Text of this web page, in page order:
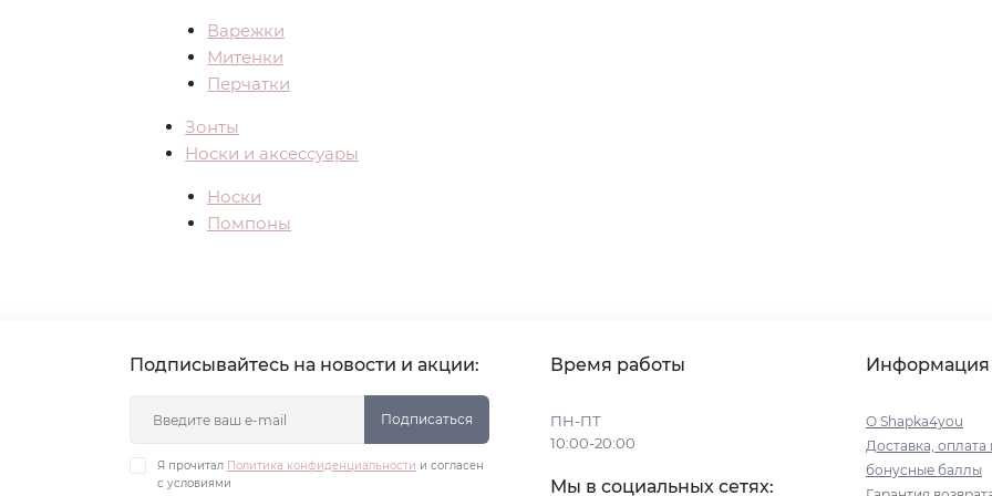
Варежки
Митенки
Перчатки
Зонты
Носки и аксессуары
Носки
Помпоны
Подписывайтесь на новости и акции:
Подписаться
Я прочитал Политика конфиденциальности и согласен
с условиями
Время работы
ПН-ПТ
10:00-20:00
Мы в социальных сетях:
Информация
О Shapka4you
Доставка, оплата
бонусные баллы